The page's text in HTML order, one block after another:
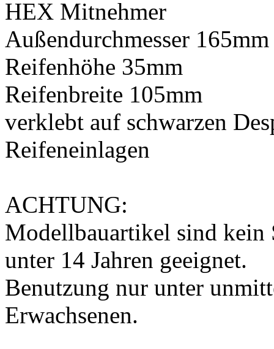
HEX Mitnehmer
Außendurchmesser 165mm
Reifenhöhe 35mm
Reifenbreite 105mm
verklebt auf schwarzen
Reifeneinlagen
ACHTUNG:
Modellbauartikel sind
unter 14 Jahren geeignet.
Benutzung nur unter
Erwachsenen.